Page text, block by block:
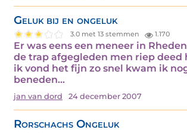
Geluk bij en ongeluk
3.0 met 13 stemmen 1.170
Er was eens een meneer in
de trap afgegleden men riep deed
ik vond het fijn zo snel kwam ik
beneden…
jan van dord 24 december 2007
Rorschachs Ongeluk